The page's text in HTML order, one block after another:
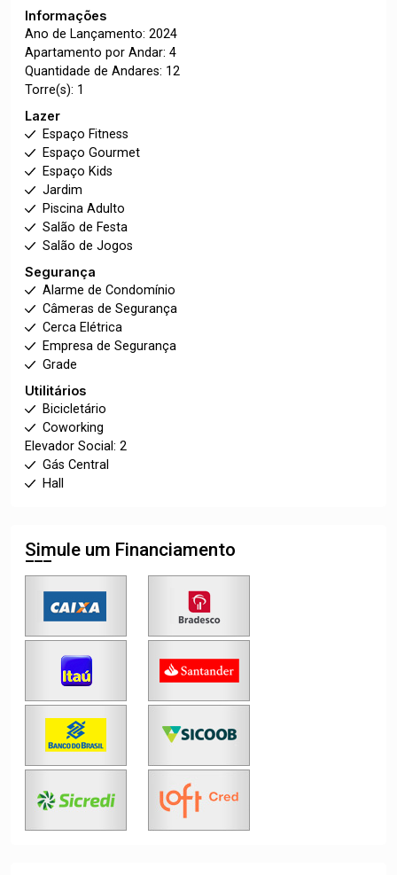
Informações
Ano de Lançamento: 2024
Apartamento por Andar: 4
Quantidade de Andares: 12
Torre(s): 1
Lazer
Espaço Fitness
Espaço Gourmet
Espaço Kids
Jardim
Piscina Adulto
Salão de Festa
Salão de Jogos
Segurança
Alarme de Condomínio
Câmeras de Segurança
Cerca Elétrica
Empresa de Segurança
Grade
Utilitários
Bicicletário
Coworking
Elevador Social: 2
Gás Central
Hall
Simule um Financiamento